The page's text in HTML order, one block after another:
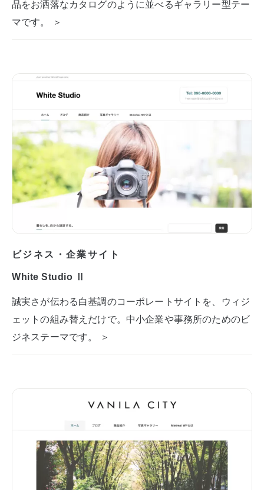
品をお洒落なカタログのように並べるギャラリー型テー
マです。 ＞
ビジネス・企業サイト
White Studio Ⅱ
誠実さが伝わる白基調のコーポレートサイトを、ウィジ
ェットの組み替えだけで。中小企業や事務所のためのビ
ジネステーマです。 ＞